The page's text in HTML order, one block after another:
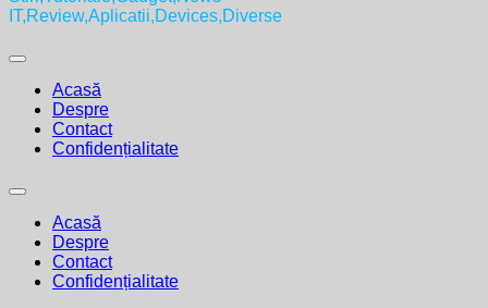
IT,Review,Aplicatii,Devices,Diverse
Expand
Acasă
Despre
Contact
Confidențialitate
Expand
Acasă
Despre
Contact
Confidențialitate